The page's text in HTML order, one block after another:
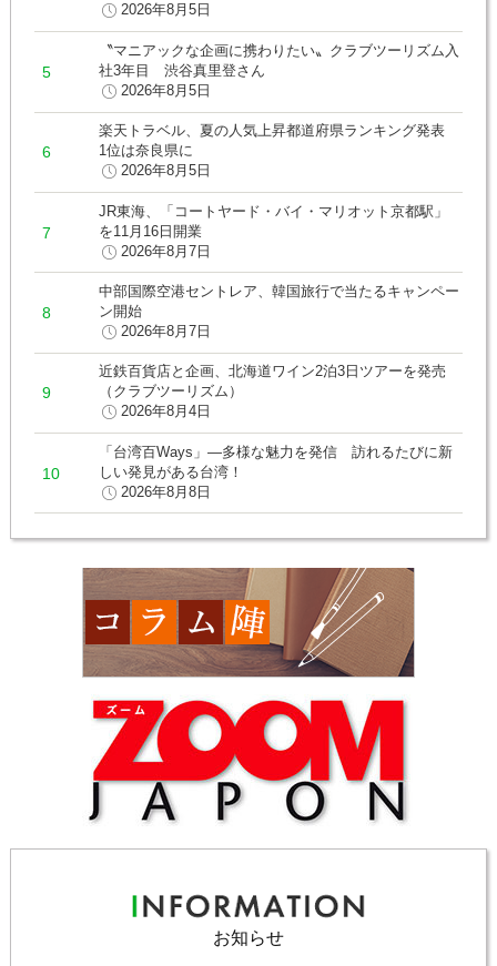
2026年8月5日
〝マニアックな企画に携わりたい〟クラブツーリズム入
社3年目 渋谷真里登さん
2026年8月5日
楽天トラベル、夏の人気上昇都道府県ランキング発表
1位は奈良県に
2026年8月5日
JR東海、「コートヤード・バイ・マリオット京都駅」
を11月16日開業
2026年8月7日
中部国際空港セントレア、韓国旅行で当たるキャンペー
ン開始
2026年8月7日
近鉄百貨店と企画、北海道ワイン2泊3日ツアーを発売
（クラブツーリズム）
2026年8月4日
「台湾百Ways」―多様な魅力を発信 訪れるたびに新
しい発見がある台湾！
2026年8月8日
お知らせ